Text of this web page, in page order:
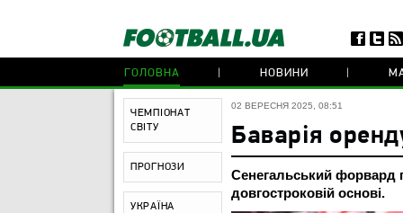
ГОЛОВНА НОВИНИ
ЧЕМПІОНАТ
СВІТУ
ПРОГНОЗИ
УКРАЇНА
02 ВЕРЕСНЯ 2025, 08:51
Баварія
Сенегальський форвард
довгостроковій основі.